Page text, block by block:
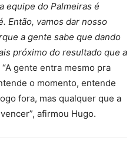
equipe do Palmeiras é
Então, vamos dar nosso
a gente sabe que dando
próximo do resultado que a
gente entra mesmo pra
o momento, entende
fora, mas qualquer que a
afirmou Hugo.